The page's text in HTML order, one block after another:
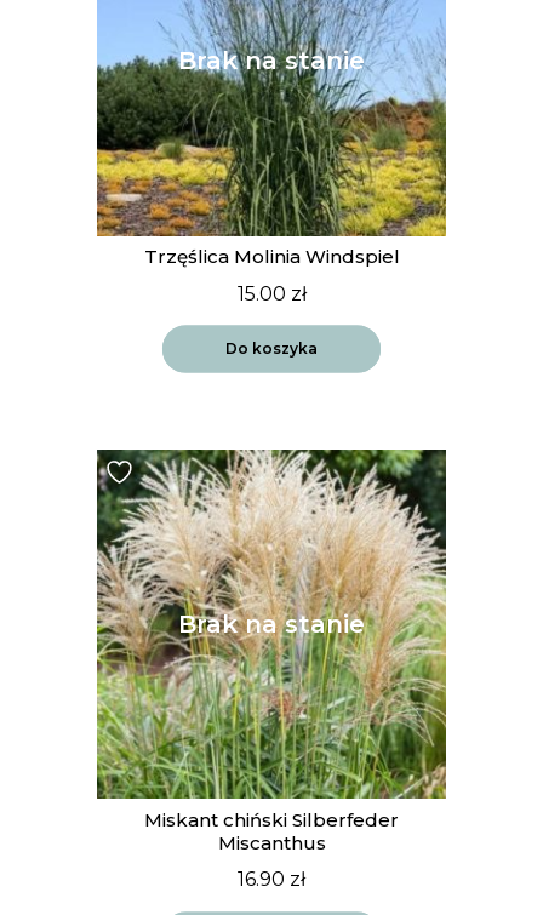
Trzęślica Molinia Windspiel
15.00 zł
Do koszyka
Miskant chiński Silberfeder
Miscanthus
16.90 zł